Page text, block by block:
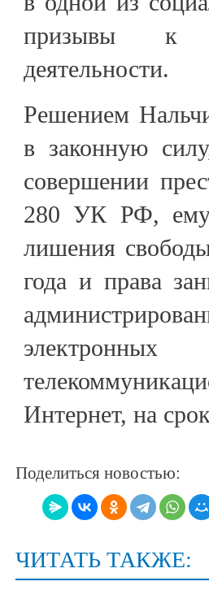
призывы к
деятельности.
Решением
в законную
совершении
280 УК РФ, ему
лишения
года и права
Интернет, на
Поделиться новостью:
ЧИТАТЬ ТАКЖЕ: